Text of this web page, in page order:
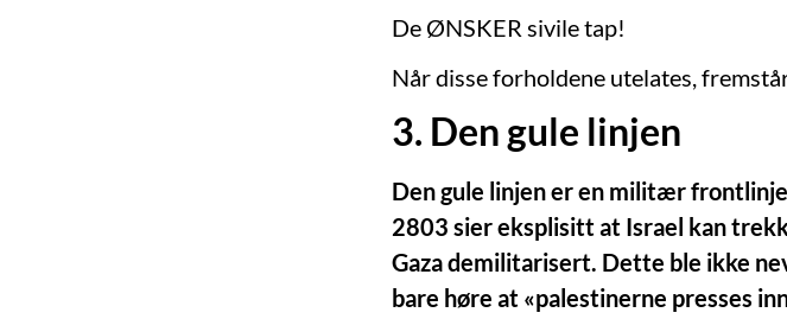
De ØNSKER sivile tap!
Når disse forholdene utelates,
3. Den gule linjen
Den gule linjen er en militær
2803 sier eksplisitt at Israel kan
Gaza demilitarisert. Dette ble ikke
bare høre at «palestinerne presses